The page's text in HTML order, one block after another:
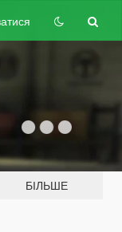
БІЛЬШЕ